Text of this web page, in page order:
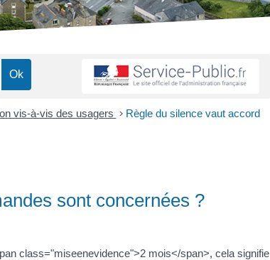
vis-à-vis des usagers > Règle du silence vaut accord
sont concernées ?
class="miseenevidence">2 mois</span>, cela signifie